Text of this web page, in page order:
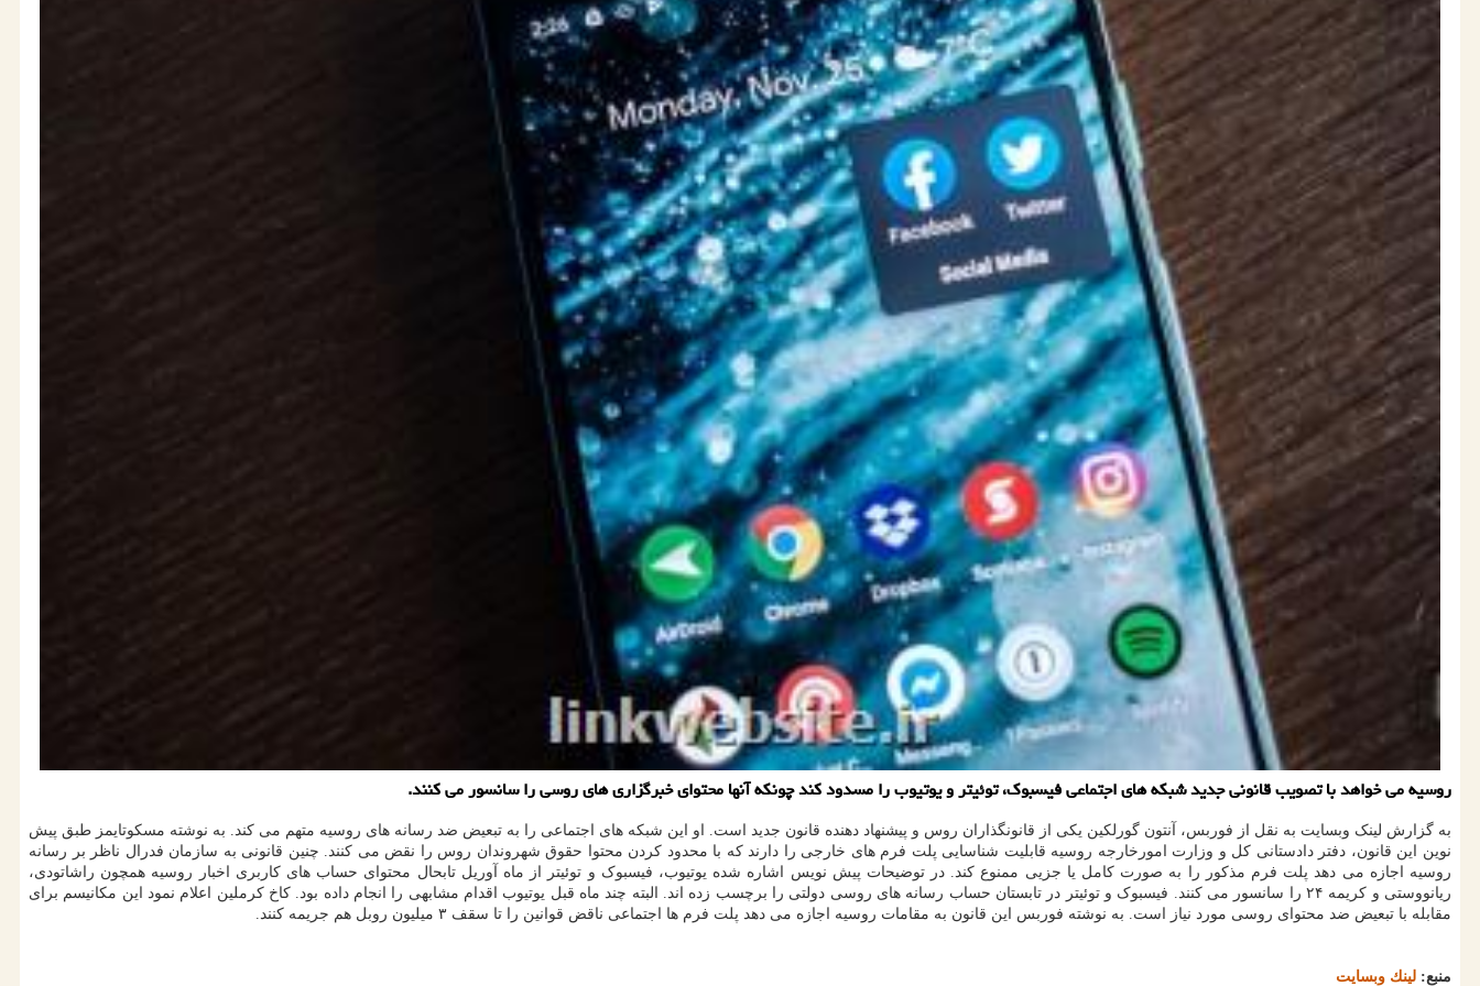
روسیه می خواهد با تصویب قانونی جدید شبكه های اجتماعی فیسبوك، توئیتر و یوتیوب را مسدود كند چونكه آنها محتوای خبرگزاری های روسی را سانسور می كنند.
به گزارش لینک وبسایت به نقل از فوربس، آنتون گورلکین یکی از قانونگذاران روس و پیشنهاد دهنده قانون جدید است. او این شبکه های اجتماعی را به تبعیض ضد رسانه های روسیه متهم می کند. به نوشته مسکوتایمز طبق پیش
نوین این قانون، دفتر دادستانی کل و وزارت امورخارجه روسیه قابلیت شناسایی پلت فرم های خارجی را دارند که با محدود کردن محتوا حقوق شهروندان روس را نقض می کنند. چنین قانونی به سازمان فدرال ناظر بر رسانه
روسیه اجازه می دهد پلت فرم مذکور را به صورت کامل یا جزیی ممنوع کند. در توضیحات پیش نویس اشاره شده یوتیوب، فیسبوک و توئیتر از ماه آوریل تابحال محتوای حساب های کاربری اخبار روسیه همچون راشاتودی،
ریانووستی و کریمه ۲۴ را سانسور می کنند. فیسبوک و توئیتر در تابستان حساب رسانه های روسی دولتی را برچسب زده اند. البته چند ماه قبل یوتیوب اقدام مشابهی را انجام داده بود. کاخ کرملین اعلام نمود این مکانیسم برای
مقابله با تبعیض ضد محتوای روسی مورد نیاز است. به نوشته فوربس این قانون به مقامات روسیه اجازه می دهد پلت فرم ها اجتماعی ناقض قوانین را تا سقف ۳ میلیون روبل هم جریمه کنند.
منبع: لینك وبسایت